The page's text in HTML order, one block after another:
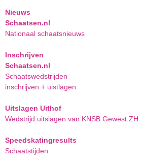
Nieuws
Schaatsen.nl
Nationaal schaatsnieuws
Inschrijven
Schaatsen.nl
Schaatswedstrijden
inschrijven + uistlagen
Uitslagen Uithof
Wedstrijd uitslagen van KNSB Gewest ZH
Speedskatingresults
Schaatstijden